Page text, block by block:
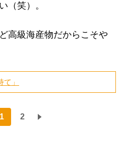
（笑）。
高級海産物だからこそや
」
1 2